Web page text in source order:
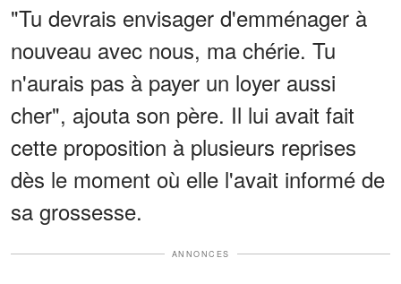
"Tu devrais envisager d'emménager à
nouveau avec nous, ma chérie. Tu
n'aurais pas à payer un loyer aussi
cher", ajouta son père. Il lui avait fait
cette proposition à plusieurs reprises
dès le moment où elle l'avait informé de
sa grossesse.
ANNONCES